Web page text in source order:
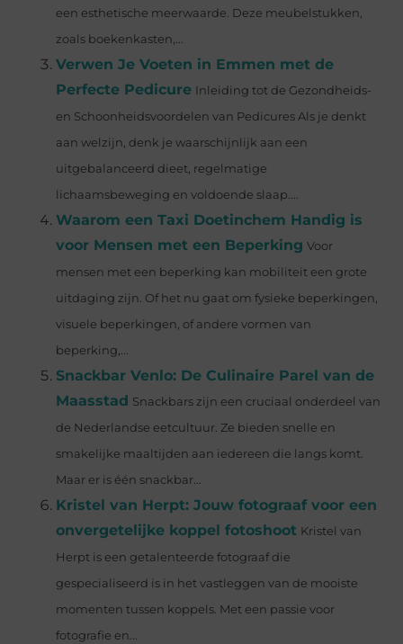
een esthetische meerwaarde. Deze meubelstukken,
zoals boekenkasten,...
Verwen Je Voeten in Emmen met de
Perfecte Pedicure Inleiding tot de Gezondheids-
en Schoonheidsvoordelen van Pedicures Als je denkt
aan welzijn, denk je waarschijnlijk aan een
uitgebalanceerd dieet, regelmatige
lichaamsbeweging en voldoende slaap....
Waarom een Taxi Doetinchem Handig is
voor Mensen met een Beperking Voor
mensen met een beperking kan mobiliteit een grote
uitdaging zijn. Of het nu gaat om fysieke beperkingen,
visuele beperkingen, of andere vormen van
beperking,...
Snackbar Venlo: De Culinaire Parel van de
Maasstad Snackbars zijn een cruciaal onderdeel van
de Nederlandse eetcultuur. Ze bieden snelle en
smakelijke maaltijden aan iedereen die langs komt.
Maar er is één snackbar...
Kristel van Herpt: Jouw fotograaf voor een
onvergetelijke koppel fotoshoot Kristel van
Herpt is een getalenteerde fotograaf die
gespecialiseerd is in het vastleggen van de mooiste
momenten tussen koppels. Met een passie voor
fotografie en...